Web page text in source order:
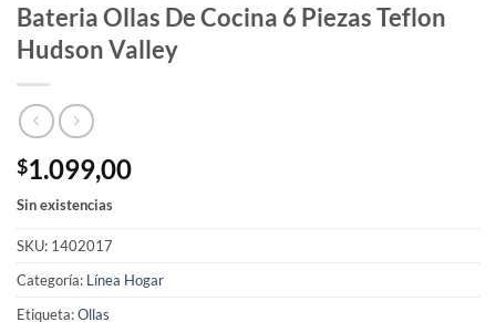
Bateria Ollas De Cocina 6 Piezas Teflon
Hudson Valley
$1.099,00
Sin existencias
SKU: 1402017
Categoría: Línea Hogar
Etiqueta:Ollas